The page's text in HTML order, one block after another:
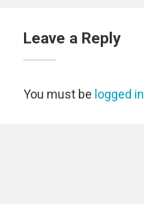
Leave a Reply
You must be logged in